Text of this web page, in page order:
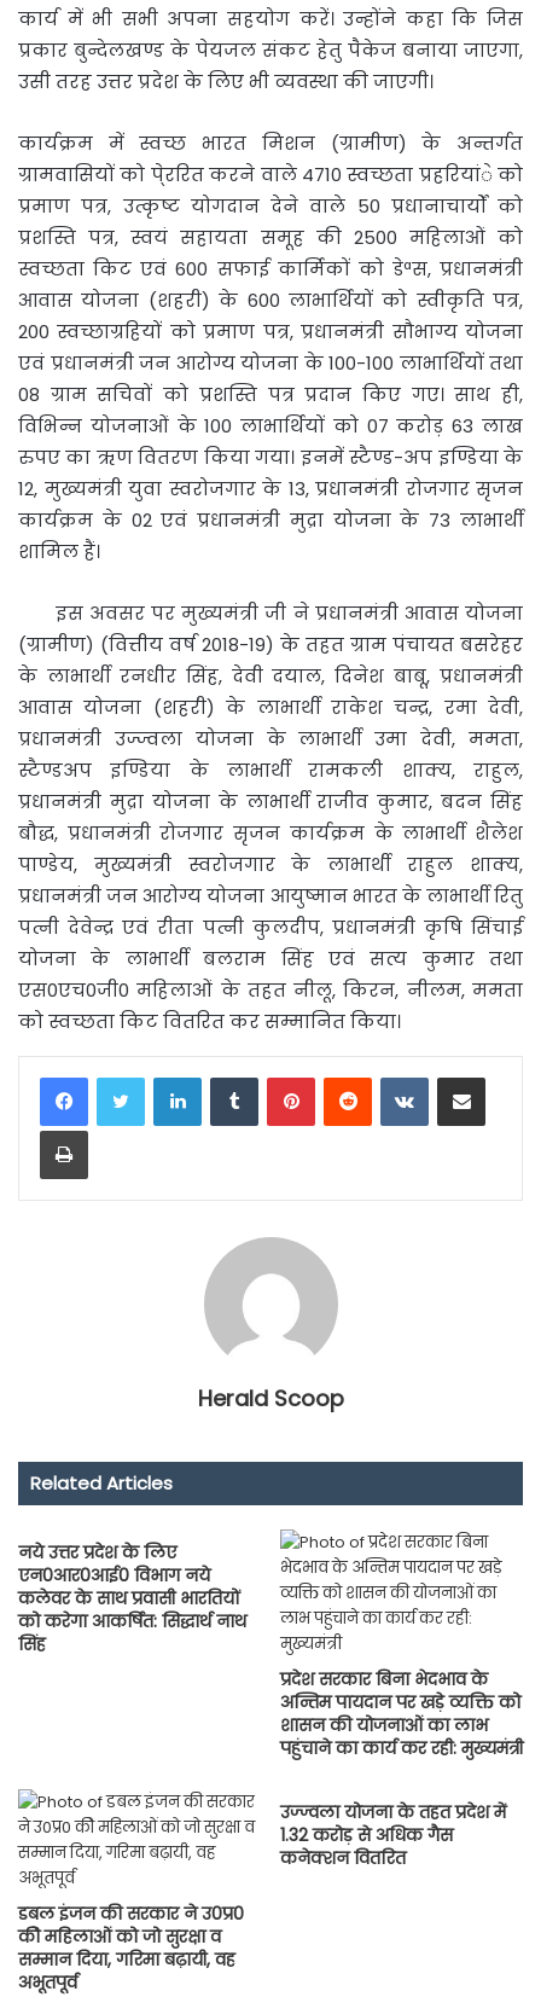
कार्य में भी सभी अपना सहयोग करें। उन्होंने कहा कि जिस
प्रकार बुन्देलखण्ड के पेयजल संकट हेतु पैकेज बनाया जाएगा,
उसी तरह उत्तर प्रदेश के लिए भी व्यवस्था की जाएगी।
कार्यक्रम में स्वच्छ भारत मिशन (ग्रामीण) के अन्तर्गत
ग्रामवासियों को पे्ररित करने वाले 4710 स्वच्छता प्रहरियांे को
प्रमाण पत्र, उत्कृष्ट योगदान देने वाले 50 प्रधानाचार्यों को
प्रशस्ति पत्र, स्वयं सहायता समूह की 2500 महिलाओं को
स्वच्छता किट एवं 600 सफाई कार्मिकों को डेªस, प्रधानमंत्री
आवास योजना (शहरी) के 600 लाभार्थियों को स्वीकृति पत्र,
200 स्वच्छाग्रहियों को प्रमाण पत्र, प्रधानमंत्री सौभाग्य योजना
एवं प्रधानमंत्री जन आरोग्य योजना के 100-100 लाभार्थियों तथा
08 ग्राम सचिवों को प्रशस्ति पत्र प्रदान किए गए। साथ ही,
विभिन्न योजनाओं के 100 लाभार्थियों को 07 करोड़ 63 लाख
रुपए का ऋण वितरण किया गया। इनमें स्टैण्ड-अप इण्डिया के
12, मुख्यमंत्री युवा स्वरोजगार के 13, प्रधानमंत्री रोजगार सृजन
कार्यक्रम के 02 एवं प्रधानमंत्री मुद्रा योजना के 73 लाभार्थी
शामिल हैं।
इस अवसर पर मुख्यमंत्री जी ने प्रधानमंत्री आवास योजना
(ग्रामीण) (वित्तीय वर्ष 2018-19) के तहत ग्राम पंचायत बसरेहर
के लाभार्थी रनधीर सिंह, देवी दयाल, दिनेश बाबू, प्रधानमंत्री
आवास योजना (शहरी) के लाभार्थी राकेश चन्द्र, रमा देवी,
प्रधानमंत्री उज्ज्वला योजना के लाभार्थी उमा देवी, ममता,
स्टैण्डअप इण्डिया के लाभार्थी रामकली शाक्य, राहुल,
प्रधानमंत्री मुद्रा योजना के लाभार्थी राजीव कुमार, बदन सिंह
बौद्ध, प्रधानमंत्री रोजगार सृजन कार्यक्रम के लाभार्थी शैलेश
पाण्डेय, मुख्यमंत्री स्वरोजगार के लाभार्थी राहुल शाक्य,
प्रधानमंत्री जन आरोग्य योजना आयुष्मान भारत के लाभार्थी रितु
पत्नी देवेन्द्र एवं रीता पत्नी कुलदीप, प्रधानमंत्री कृषि सिंचाई
योजना के लाभार्थी बलराम सिंह एवं सत्य कुमार तथा
एस0एच0जी0 महिलाओं के तहत नीलू, किरन, नीलम, ममता
को स्वच्छता किट वितरित कर सम्मानित किया।
LinkedInTumblrPinterestReddit VKontakteShare via Email
Print
Herald Scoop
Related Articles
नये उत्तर प्रदेश के लिए
एन0आर0आई0 विभाग नये
कलेवर के साथ प्रवासी भारतियों
को करेगा आकर्षित: सिद्धार्थ नाथ
सिंह
प्रदेश सरकार बिना भेदभाव के
अन्तिम पायदान पर खड़े व्यक्ति को
शासन की योजनाओं का लाभ
पहुंचाने का कार्य कर रही: मुख्यमंत्री
डबल इंजन की सरकार ने उ0प्र0
कीे महिलाओं को जो सुरक्षा व
सम्मान दिया, गरिमा बढ़ायी, वह
अभूतपूर्व
उज्ज्वला योजना के तहत प्रदेश में
1.32 करोड़ से अधिक गैस
कनेक्शन वितरित